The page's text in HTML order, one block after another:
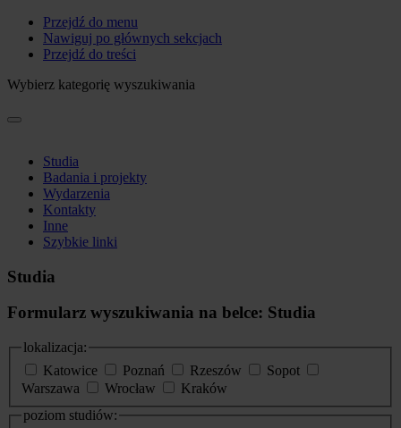
Przejdź do menu
Nawiguj po głównych sekcjach
Przejdź do treści
Wybierz kategorię wyszukiwania
Studia
Badania i projekty
Wydarzenia
Kontakty
Inne
Szybkie linki
Studia
Formularz wyszukiwania na belce: Studia
lokalizacja:
Katowice
Poznań Rzeszów
Sopot
Warszawa
Wrocław
Kraków
poziom studiów: